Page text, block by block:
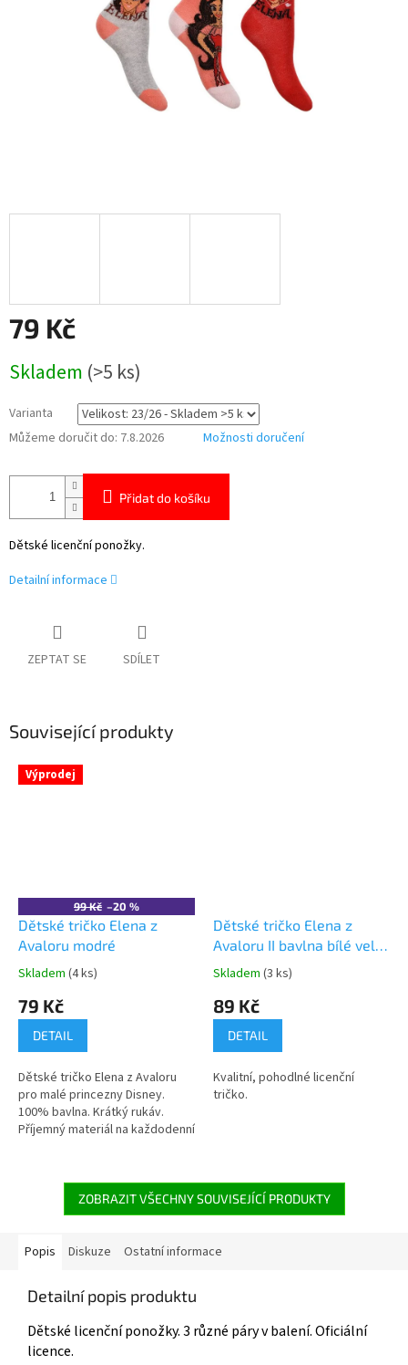
79 Kč
cena:
Skladem (>5 ks)
Varianta
Můžeme doručit do: 7.8.2026 Možnosti doručení
Přidat do košíku
Dětské licenční ponožky.
Detailní informace
ZEPTAT SE SDÍLET
Související produkty
Výprodej
99 Kč –20 %
Dětské tričko Elena z
Avaloru modré
Průměrné
produktu
5
hvězdiček.
Skladem (4 ks)
79 Kč
DETAIL
Dětské tričko Elena z Avaloru
pro malé princezny Disney.
100% bavlna. Krátký rukáv.
Příjemný materiál na každodenní
produktů Elena z Avaloru
Dětské tričko Elena z
Avaloru II bavlna bílé vel.
3 roky
Průměrné
produktu
5
hvězdiček.
Skladem (3 ks)
89 Kč
DETAIL
Kvalitní, pohodlné licenční
tričko.
ZOBRAZIT VŠECHNY SOUVISEJÍCÍ PRODUKTY
Popis Diskuze Ostatní informace
Detailní popis produktu
Dětské licenční ponožky. 3 různé páry v balení. Oficiální
licence.